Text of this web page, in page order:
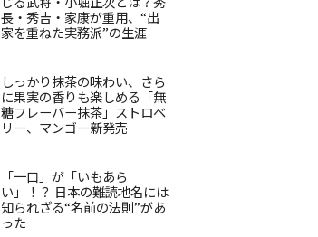
長・秀吉・家康が重用、“出
家を重ねた実務派”の生涯
しっかり抹茶の味わい、さら
に果実の香りも楽しめる「無
糖フレーバー抹茶」ストロベ
リー、マンゴー新発売
「一口」が「いもあら
い」！？ 日本の難読地名には
知られざる“名前の法則”があ
った